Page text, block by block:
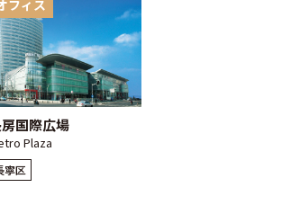
フィス
国際広場
Plaza
寧区